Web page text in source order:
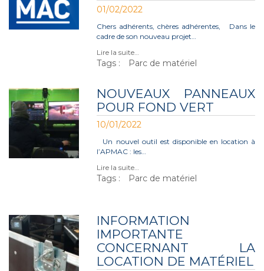
01/02/2022
Chers adhérents, chères adhérentes, Dans le
cadre de son nouveau projet…
Lire la suite…
Tags : Parc de matériel
NOUVEAUX PANNEAUX
POUR FOND VERT
10/01/2022
Un nouvel outil est disponible en location à
l’APMAC : les…
Lire la suite…
Tags : Parc de matériel
INFORMATION
IMPORTANTE
CONCERNANT LA
LOCATION DE MATÉRIEL